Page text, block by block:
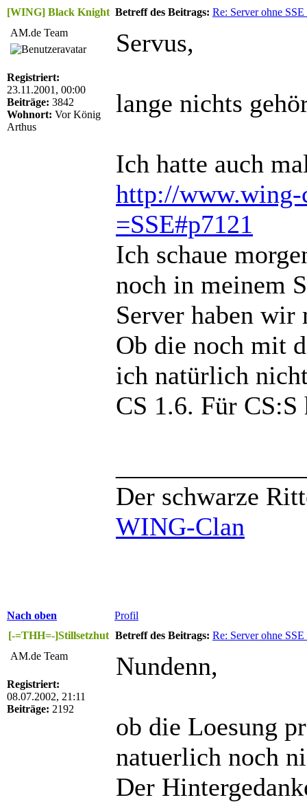
[WING] Black Knight Betreff des Beitrags: Re: Server ohne SSE
AM.de Team
Registriert:
23.11.2001, 00:00
Beiträge: 3842
Wohnort: Vor König
Arthus
Servus,
lange nichts
Ich hatte auch
http://www.wing-
=SSE#p7121
Ich schaue
noch in meinem
Server haben
Ob die noch mit
ich natürlich
CS 1.6. Für
Der schwarze
WING-Clan
Nach oben
Profil
[-=THH=-]Stillsetzhut Betreff des Beitrags: Re: Server ohne SSE
AM.de Team
Registriert:
08.07.2002, 21:11
Beiträge: 2192
Nundenn,
ob die Loesung
natuerlich noch
Der